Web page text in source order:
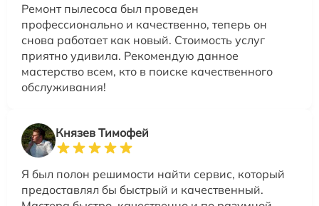
Ремонт пылесоса был проведен
профессионально и качественно, теперь он
снова работает как новый. Стоимость услуг
приятно удивила. Рекомендую данное
мастерство всем, кто в поиске качественного
обслуживания!
Князев Тимофей
Я был полон решимости найти сервис, который
предоставлял бы быстрый и качественный.